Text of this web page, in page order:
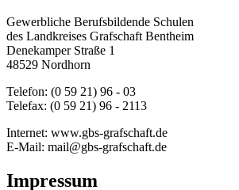
Gewerbliche Berufsbildende Schulen
des Landkreises Grafschaft Bentheim
Denekamper Straße 1
48529 Nordhorn
Telefon: (0 59 21) 96 - 03
Telefax: (0 59 21) 96 - 2113
Internet: www.gbs-grafschaft.de
E-Mail: mail@gbs-grafschaft.de
Impressum